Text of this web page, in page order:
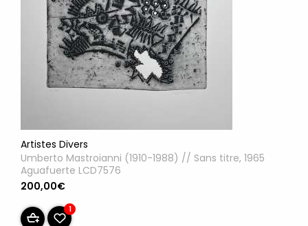
Artistes Divers
Umberto Mastroianni (1910-1988) // Sans titre, 1965
Aguafuerte LCD7576
200,00€
1